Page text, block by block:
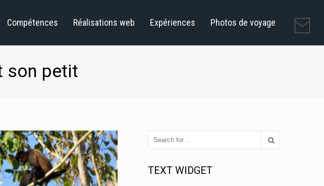
Compétences Réalisations web Expériences Photos de voyage
son petit
TEXT WIDGET